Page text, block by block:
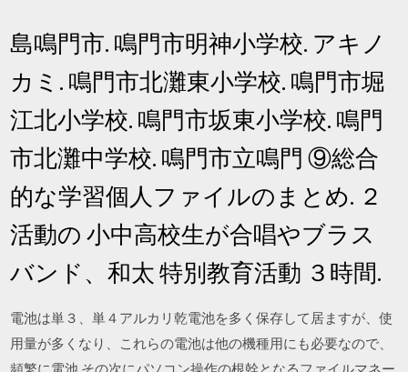
島鳴門市. 鳴門市明神小学校. アキノ
カミ. 鳴門市北灘東小学校. 鳴門市堀
江北小学校. 鳴門市坂東小学校. 鳴門
市北灘中学校. 鳴門市立鳴門 ⑨総合
的な学習個人ファイルのまとめ. ２
活動の 小中高校生が合唱やブラス
バンド、和太 特別教育活動 ３時間.
電池は単３、単４アルカリ乾電池を多く保存して居ますが、使
用量が多くなり、これらの電池は他の機種用にも必要なので、
頻繁に電池 その次にパソコン操作の根幹となるファイルマネー